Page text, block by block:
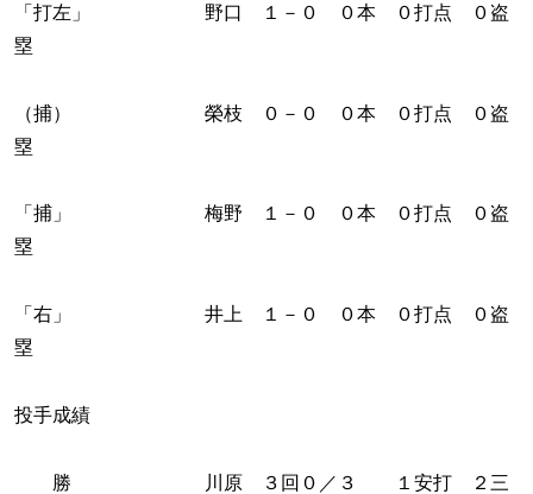
「打左」 野口 １－０ ０本 ０打点 ０盗
塁
（捕） 榮枝 ０－０ ０本 ０打点 ０盗
塁
「捕」 梅野 １－０ ０本 ０打点 ０盗
塁
「右」 井上 １－０ ０本 ０打点 ０盗
塁
投手成績
勝 川原 ３回０／３ １安打 ２三